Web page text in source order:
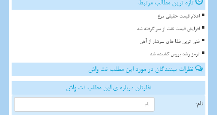
تازه ترین مطالب مرتبط
اعلام قیمت حقیقی مرغ
افزایش قیمت نفت از سر گرفته شد
غنی ترین غذا های سرشار از آهن
ترمز رشد بورس کشیده شد
نظرات بینندگان در مورد این مطلب نت واش
نظرتان درباره ی این مطلب نت واش
نام: